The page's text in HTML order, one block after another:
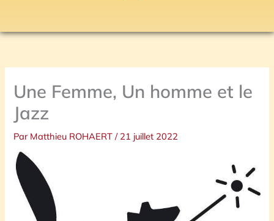
Une Femme, Un homme et le
Jazz
Par Matthieu ROHAERT/ 21 juillet 2022